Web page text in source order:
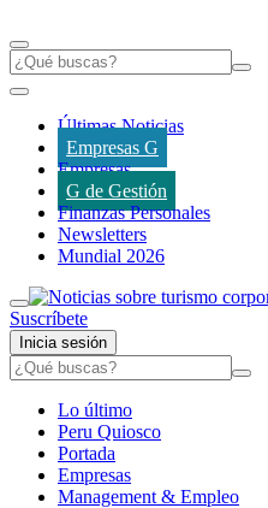
Últimas Noticias
Empresas G
Empresas
G de Gestión
Finanzas Personales
Newsletters
Mundial 2026
Suscríbete
Inicia sesión
Lo último
Peru Quiosco
Portada
Empresas
Management & Empleo